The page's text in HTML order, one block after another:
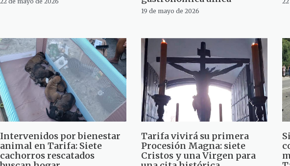
19 de mayo de 2026
Intervenidos por bienestar
animal en Tarifa: Siete
cachorros rescatados
Tarifa vivirá su primera
Procesión Magna: siete
Cristos y una Virgen para